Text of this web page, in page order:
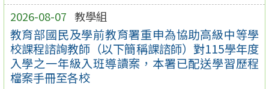
2026-08-07 教學組
教育部國民及學前教育署重申為協助高級中等學
校課程諮詢教師（以下簡稱課諮師）對115學年度
入學之一年級入班導讀案，本署已配送學習歷程
檔案手冊至各校